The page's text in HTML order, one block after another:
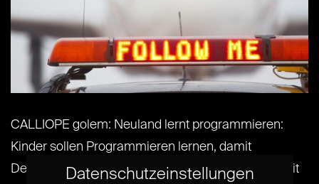
CALLIOPE golem: Neuland lernt programmieren:
Kinder sollen Programmieren lernen, damit
Deutschland endlich aufschließen kann. Lange Zeit
Datenschutzeinstellungen